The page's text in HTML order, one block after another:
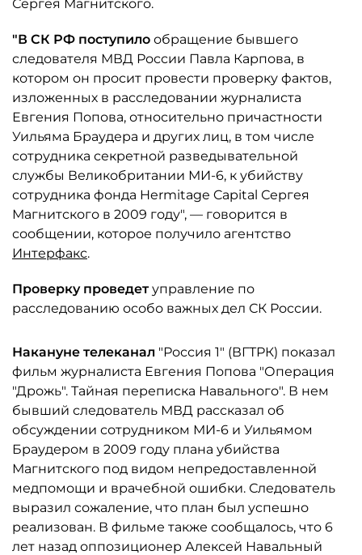
Сергея Магнитского.
"В СК РФ поступило обращение бывшего
следователя МВД России Павла Карпова, в
котором он просит провести проверку фактов,
изложенных в расследовании журналиста
Евгения Попова, относительно причастности
Уильяма Браудера и других лиц, в том числе
сотрудника секретной разведывательной
службы Великобритании МИ-6, к убийству
сотрудника фонда Hermitage Capital Сергея
Магнитского в 2009 году", — говорится в
сообщении, которое получило агентство
Интерфакс.
Проверку проведетуправление по
расследованию особо важных дел СК России.
Накануне телеканал "Россия 1" (ВГТРК) показал
фильм журналиста Евгения Попова "Операция
"Дрожь". Тайная переписка Навального". В нем
бывший следователь МВД рассказал об
обсуждении сотрудником МИ-6 и Уильямом
Браудером в 2009 году плана убийства
Магнитского под видом непредоставленной
медпомощи и врачебной ошибки. Следователь
выразил сожаление, что план был успешно
реализован. В фильме также сообщалось, что 6
лет назад оппозиционер Алексей Навальный